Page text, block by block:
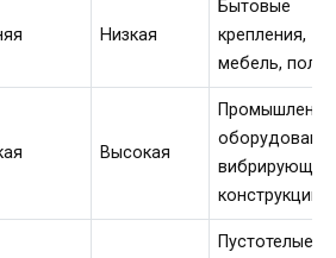
Низкая
Бытовые
крепления,
мебель, полки
Высокая
вибрирующие
конструкции
Пустотелые